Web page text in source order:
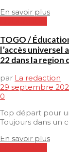
En savoir plus
TOGO /
l’accès universel
22 dans la region
par La redaction
29 septembre
0
Top départ pour
Toujours dans un
En savoir plus